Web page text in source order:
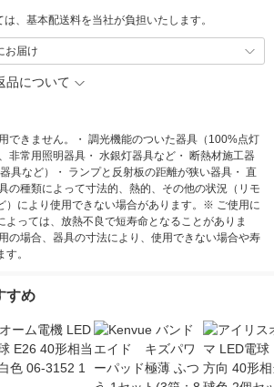
、基本配送料を当社が負担いたします。
お届け
品について
できません。・ 調光機能のついた器具（100%点灯
非常用照明器具・ 水銀灯器具など・ 断熱材施工器
具など）・ ランプと反射板の距離が狭い器具・ 直
の種類によって寸法的、熱的、その他の状況（リモ
）により使用できない場合があります。※ ご使用に
よっては、放熱不良で短寿命となることがありま
の場合、器具の寸法により、使用できない場合や寿
。
すめ